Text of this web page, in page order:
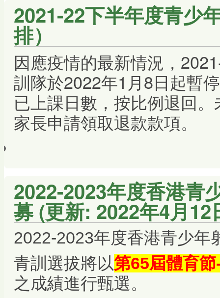
2021-22下半年度青少
排）
因應疫情的最新情況，
訓隊於2022年1月8日起暫
已上課日數，按比例退回
家長申請領取退款款項。
2022-2023年度香港青
募 (更新: 2022年4月12
2022-2023年度香港青少年
青訓選拔將以第65屆體育
之成績進行甄選。